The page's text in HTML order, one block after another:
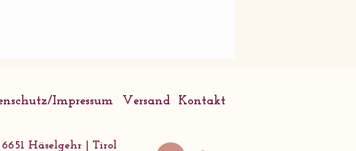
Impressum Versand Kontakt
Häselgehr | Tirol